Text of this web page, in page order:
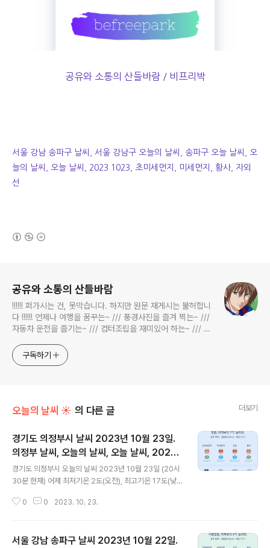
공유와 소통의 산들바람 / 비프리박
서울 강남 송파구 날씨, 서울 강남구 오늘의 날씨, 송파구 오늘 날씨, 오
늘의 날씨, 오늘 날씨, 2023 1023, 초미세먼지, 미세먼지, 황사, 자외
선
공유와 소통의 산들바람
!!!!!! 퍼가시는 건, 못막습니다. 하지만 원문 재게시는 불허합니
다 !!!!!! 언제나 여행을 꿈꾸는~ /// 풍경사진을 즐겨 찍는~ ///
자동차 운전을 즐기는~ /// 컴터조립을 재미있어 하는~ /// 고
식하는 미드가 있는~ /// 사회적 이슈에 발언하는~ 不老巨
구독하기
오늘의 날씨 ☀ 의 다른 글 더보기
경기도 의정부시 날씨 2023년 10월 23일.
의정부 날씨, 오늘의 날씨, 오늘 날씨, 2023 1
023, 초미세먼지, 미세먼지, 황사, 자외선
경기도 의정부시 오늘의 날씨 2023년 10월 23일 (20시
30분 현재) 어제 최저기온 2도(오전), 최고기온 17도(낮)
도 높은 최저기온, 어제보다 3도 높은 최고기온입니다 아
니다 * 눈비 올 확률은 위 이미지에서 시간별 기상 상태 참
0 0 2023. 10. 23.
서울 강남 송파구 날씨 2023년 10월 22일.